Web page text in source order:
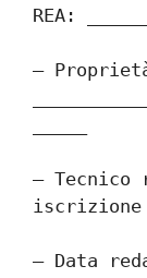
REA:
–
– Tecnico
iscrizione
– Data